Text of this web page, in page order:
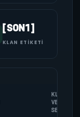
[SON1]
KLAN ETIKETI
KLANA
VERDIGI
SEREF